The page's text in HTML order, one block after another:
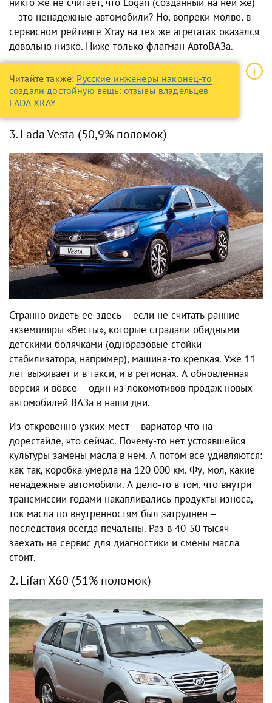
– это ненадежные автомобили? Но, вопреки молве, в
сервисном рейтинге Xray на тех же агрегатах оказался
довольно низко. Ниже только флагман АвтоВАЗа.
Читайте также: Русские инженеры наконец-то
создали достойную вещь: отзывы владельцев
LADA XRAY
3. Lada Vesta (50,9% поломок)
Странно видеть ее здесь – если не считать ранние
экземпляры «Весты», которые страдали обидными
детскими болячками (одноразовые стойки
стабилизатора, например), машина-то крепкая. Уже 11
лет выживает и в такси, и в регионах. А обновленная
версия и вовсе – один из локомотивов продаж новых
автомобилей ВАЗа в наши дни.
Из откровенно узких мест – вариатор что на
дорестайле, что сейчас. Почему-то нет устоявшейся
культуры замены масла в нем. А потом все удивляются:
как так, коробка умерла на 120 000 км. Фу, мол, какие
ненадежные автомобили. А дело-то в том, что внутри
трансмиссии годами накапливались продукты износа,
ток масла по внутренностям был затруднен –
последствия всегда печальны. Раз в 40-50 тысяч
заехать на сервис для диагностики и смены масла
стоит.
2. Lifan X60 (51% поломок)